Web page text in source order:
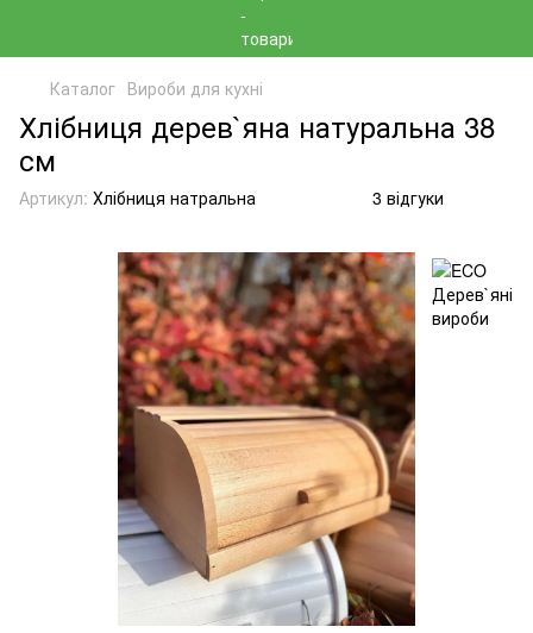
Каталог Вироби для кухні
Хлібниця дерев`яна натуральна 38
см
Артикул: Хлібниця натральна 3 відгуки